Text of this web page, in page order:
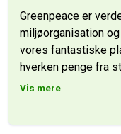
Greenpeace er
miljøorganisation
vores fantastiske
hverken penge fra
Vis mere